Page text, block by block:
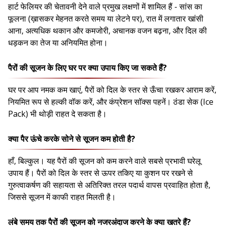
हार्ट फेलियर की चेतावनी देने वाले प्रमुख लक्षणों में शामिल हैं - सांस का
फूलना (ख़ासकर मेहनत करते समय या लेटने पर), रात में लगातार खांसी
आना, अत्यधिक थकान और कमजोरी, अचानक वजन बढ़ना, और दिल की
धड़कन का तेज या अनियमित होना।
पैरों की सूजन के लिए घर पर क्या उपाय किए जा सकते हैं?
घर पर आप नमक कम खाएं, पैरों को दिल के स्तर से ऊँचा रखकर आराम करें,
नियमित रूप से हल्की वॉक करें, और कंप्रेशन सॉक्स पहनें। ठंडा सेक (Ice
Pack) भी थोड़ी राहत दे सकता है।
क्या पैर ऊंचे करके सोने से सूजन कम होती है?
हाँ, बिल्कुल। यह पैरों की सूजन को कम करने वाले सबसे प्रभावी घरेलू
उपाय हैं। पैरों को दिल के स्तर से ऊपर तकिए या कुशन पर रखने से
गुरुत्वाकर्षण की सहायता से अतिरिक्त तरल पदार्थ वापस प्रवाहित होता है,
जिससे सूजन में काफी राहत मिलती है।
लंबे समय तक पैरों की सूजन को नजरअंदाज करने के क्या खतरे हैं?